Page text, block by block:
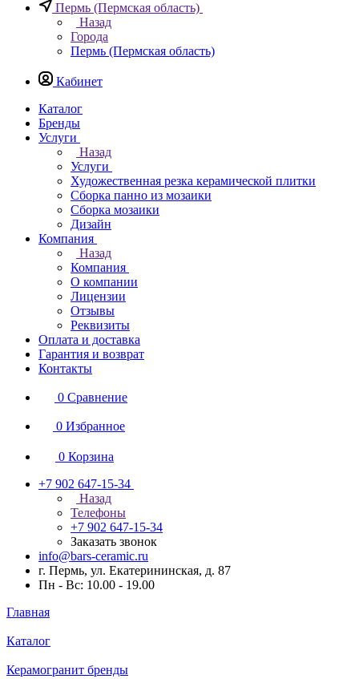
Пермь (Пермская область)
Назад
Города
Пермь (Пермская область)
Кабинет
Каталог
Бренды
Услуги
Назад
Услуги
Художественная резка керамической плитки
Сборка панно из мозаики
Сборка мозаики
Дизайн
Компания
Назад
Компания
О компании
Лицензии
Отзывы
Реквизиты
Оплата и доставка
Гарантия и возврат
Контакты
0 Сравнение
0 Избранное
0 Корзина
+7 902 647-15-34
Назад
Телефоны
+7 902 647-15-34
Заказать звонок
info@bars-ceramic.ru
г. Пермь, ул. Екатерининская, д. 87
Пн - Вс: 10.00 - 19.00
Главная
Каталог
Керамогранит бренды